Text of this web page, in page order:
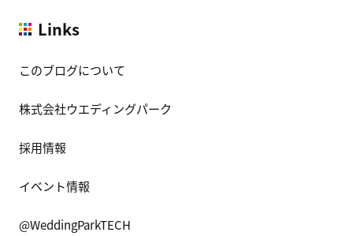
Links
このブログについて
株式会社ウエディングパーク
採用情報
イベント情報
@WeddingParkTECH